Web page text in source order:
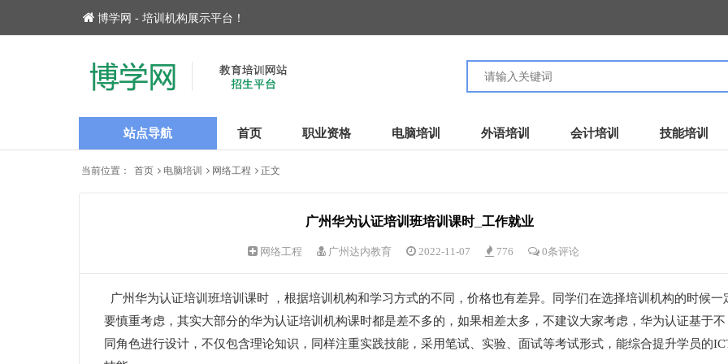
博学网 - 培训机构展示平台！
站点导航 首页 职业资格 电脑培训 外语培训 会计培训 技能培训
当前位置： 首页 电脑培训 网络工程 正文
广州华为认证培训班培训课时_工作就业
网络工程 广州达内教育 2022-11-07 776 0条评论
广州华为认证培训班培训课时 ，根据培训机构和学习方式的不同，价格也有差异。同学们在选择培训机构的时候一
要慎重考虑，其实大部分的华为认证培训机构课时都是差不多的，如果相差太多，不建议大家考虑，华为认证基于不
同角色进行设计，不仅包含理论知识，同样注重实践技能，采用笔试、实验、面试等考试形式，能综合提升学员的